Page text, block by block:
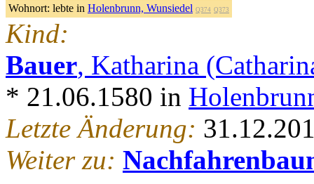
Wohnort: lebte in Holenbrunn, Wunsiedel Q374 Q373
Kind:
Bauer, Katharina
* 21.06.1580 in
Letzte Änderung:
Weiter zu: